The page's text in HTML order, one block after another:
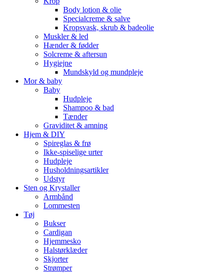
Body lotion & olie
Specialcreme & salve
Kropsvask, skrub & badeolie
Muskler & led
Hænder & fødder
Solcreme & aftersun
Hygiejne
Mundskyld og mundpleje
Mor & baby
Baby
Hudpleje
Shampoo & bad
Tænder
Graviditet & amning
Hjem & DIY
Spireglas & frø
Ikke-spiselige urter
Hudpleje
Husholdningsartikler
Udstyr
Sten og Krystaller
Armbånd
Lommesten
Tøj
Bukser
Cardigan
Hjemmesko
Halstørklæder
Skjorter
Strømper